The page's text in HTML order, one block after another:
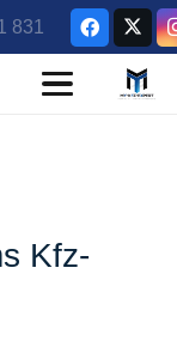
831
Kfz-